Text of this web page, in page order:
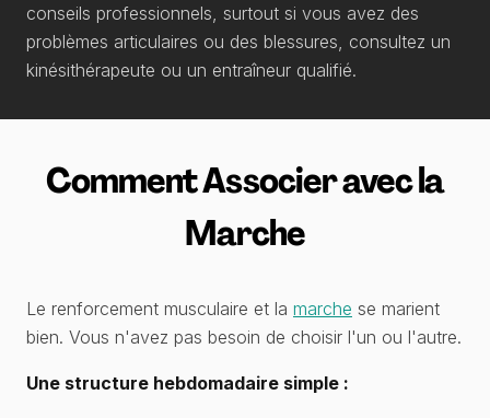
conseils professionnels, surtout si vous avez des
problèmes articulaires ou des blessures, consultez un
kinésithérapeute ou un entraîneur qualifié.
Comment Associer avec la
Marche
Le renforcement musculaire et la marche se marient
bien. Vous n'avez pas besoin de choisir l'un ou l'autre.
Une structure hebdomadaire simple :